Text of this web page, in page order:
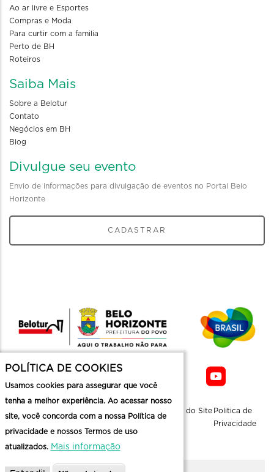
Ao ar livre e Esportes
Compras e Moda
Para curtir com a familia
Perto de BH
Roteiros
Saiba Mais
Sobre a Belotur
Contato
Negócios em BH
Blog
Divulgue seu evento
Envio de informações para divulgação de eventos no Portal Belo
Horizonte
CADASTRAR
Mapa do Site Politica de
Privacidade
POLÍTICA DE COOKIES
Usamos cookies para assegurar que você
tenha a melhor experiência. Ao acessar nosso
site, você concorda com a nossa Política de
privacidade e nossos Termos de uso
atualizados. Mais informação